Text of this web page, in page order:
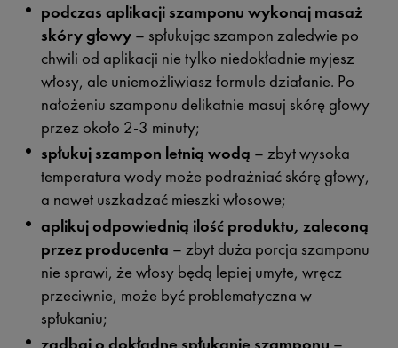
podczas aplikacji szamponu wykonaj masaż
skóry głowy– spłukując szampon zaledwie po
chwili od aplikacji nie tylko niedokładnie myjesz
włosy, ale uniemożliwiasz formule działanie. Po
nałożeniu szamponu delikatnie masuj skórę głowy
przez około 2-3 minuty;
spłukuj szampon letnią wodą – zbyt wysoka
temperatura wody może podrażniać skórę głowy,
a nawet uszkadzać mieszki włosowe;
aplikuj odpowiednią ilość produktu, zaleconą
przez producenta – zbyt duża porcja szamponu
nie sprawi, że włosy będą lepiej umyte, wręcz
przeciwnie, może być problematyczna w
spłukaniu;